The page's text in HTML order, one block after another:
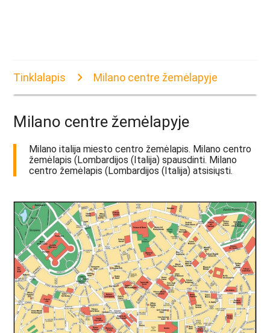
Tinklalapis Milano centre žemėlapyje
Milano centre žemėlapyje
Milano italija miesto centro žemėlapis. Milano centro
žemėlapis (Lombardijos (Italija) spausdinti. Milano
centro žemėlapis (Lombardijos (Italija) atsisiųsti.